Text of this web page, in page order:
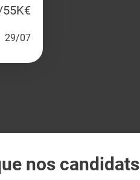
29/07
nos candidats